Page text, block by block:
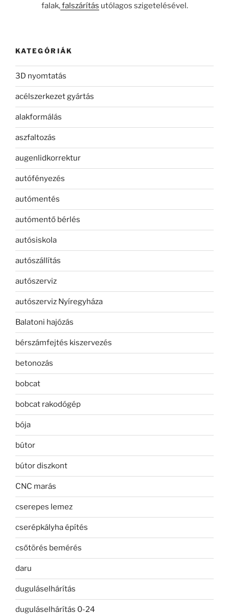
falak,falszárítás utólagos szigetelésével.
KATEGÓRIÁK
3D nyomtatás
acélszerkezet gyártás
alakformálás
aszfaltozás
augenlidkorrektur
autófényezés
autómentés
autómentő bérlés
autósiskola
autószállítás
autószerviz
autószerviz Nyíregyháza
Balatoni hajózás
bérszámfejtés kiszervezés
betonozás
bobcat
bobcat rakodógép
bója
bútor
bútor diszkont
CNC marás
cserepes lemez
cserépkályha építés
csőtörés bemérés
daru
duguláselhárítás
duguláselhárítás 0-24